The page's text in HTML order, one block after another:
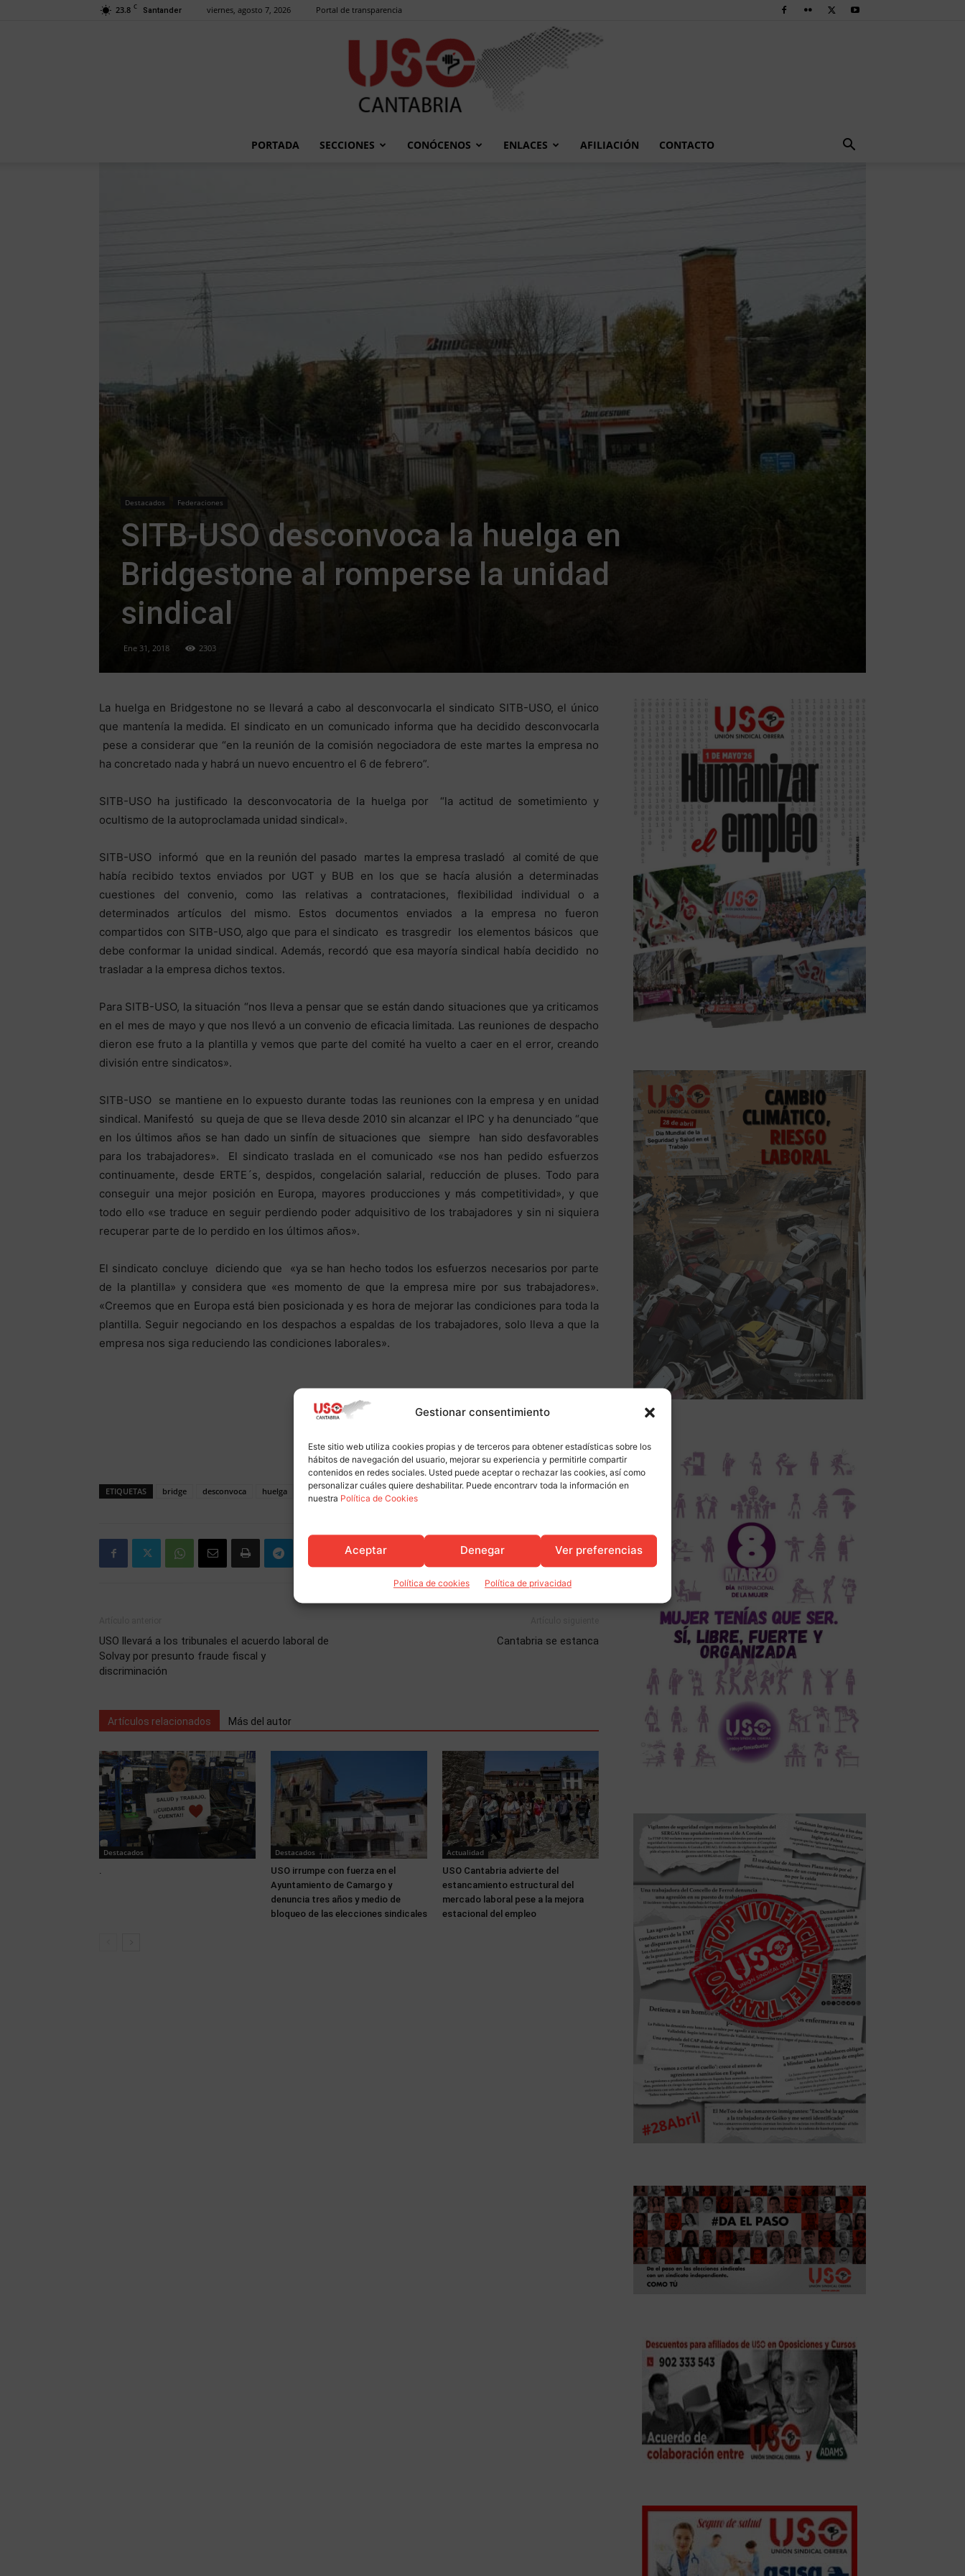
Gestionar consentimiento
Este sitio web utiliza cookies propias y de terceros para obtener estadísticas sobre los
hábitos de navegación del usuario, mejorar su experiencia y permitirle compartir
contenidos en redes sociales. Usted puede aceptar o rechazar las cookies, así como
personalizar cuáles quiere deshabilitar. Puede encontrarv toda la información en
nuestra Política de Cookies
Aceptar Denegar Ver preferencias
Política de cookies Política de privacidad
23.8 C Santander viernes, agosto 7, 2026 Portal de transparencia
PORTADA SECCIONES CONÓCENOS ENLACES AFILIACIÓN CONTACTO
Destacados Federaciones
SITB-USO desconvoca la huelga en
Bridgestone al romperse la unidad
sindical
Ene 31, 2018 2303
La huelga en Bridgestone no se llevará a cabo al desconvocarla el sindicato SITB-USO, el único
que mantenía la medida. El sindicato en un comunicado informa que ha decidido desconvocarla
pese a considerar que “en la reunión de la comisión negociadora de este martes la empresa no
ha concretado nada y habrá un nuevo encuentro el 6 de febrero”.
SITB-USO ha justificado la desconvocatoria de la huelga por “la actitud de sometimiento y
ocultismo de la autoproclamada unidad sindical».
SITB-USO informó que en la reunión del pasado martes la empresa trasladó al comité de que
había recibido textos enviados por UGT y BUB en los que se hacía alusión a determinadas
cuestiones del convenio, como las relativas a contrataciones, flexibilidad individual o a
determinados artículos del mismo. Estos documentos enviados a la empresa no fueron
compartidos con SITB-USO, algo que para el sindicato es trasgredir los elementos básicos que
debe conformar la unidad sindical. Además, recordó que esa mayoría sindical había decidido no
trasladar a la empresa dichos textos.
Para SITB-USO, la situación “nos lleva a pensar que se están dando situaciones que ya criticamos
en el mes de mayo y que nos llevó a un convenio de eficacia limitada. Las reuniones de despacho
dieron ese fruto a la plantilla y vemos que parte del comité ha vuelto a caer en el error, creando
división entre sindicatos».
SITB-USO se mantiene en lo expuesto durante todas las reuniones con la empresa y en unidad
sindical. Manifestó su queja de que se lleva desde 2010 sin alcanzar el IPC y ha denunciado “que
en los últimos años se han dado un sinfín de situaciones que siempre han sido desfavorables
para los trabajadores». El sindicato traslada en el comunicado «se nos han pedido esfuerzos
continuamente, desde ERTE´s, despidos, congelación salarial, reducción de pluses. Todo para
conseguir una mejor posición en Europa, mayores producciones y más competitividad», y que
todo ello «se traduce en seguir perdiendo poder adquisitivo de los trabajadores y sin ni siquiera
recuperar parte de lo perdido en los últimos años».
El sindicato concluye diciendo que «ya se han hecho todos los esfuerzos necesarios por parte
de la plantilla» y considera que «es momento de que la empresa mire por sus trabajadores».
«Creemos que en Europa está bien posicionada y es hora de mejorar las condiciones para toda la
plantilla. Seguir negociando en los despachos a espaldas de los trabajadores, solo lleva a que la
empresa nos siga reduciendo las condiciones laborales».
ETIQUETAS bridge desconvoca huelga uso
USO llevará a los tribunales el acuerdo laboral de
Solvay por presunto fraude fiscal y
discriminación
Cantabria se estanca
Artículos relacionados Más del autor
Destacados
.
Destacados
USO irrumpe con fuerza en el
Ayuntamiento de Camargo y
denuncia tres años y medio de
bloqueo de las elecciones sindicales
Actualidad
USO Cantabria advierte del
estancamiento estructural del
mercado laboral pese a la mejora
estacional del empleo